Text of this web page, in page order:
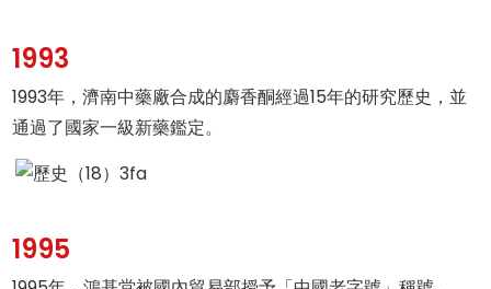
1993
1993年，濟南中藥廠合成的麝香酮經過15年的研究歷史，並
通過了國家一級新藥鑑定。
1995